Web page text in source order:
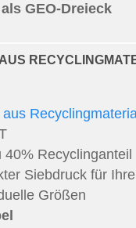
GEO-Dreieck
40% Recyclinganteil
Siebdruck für
Größen